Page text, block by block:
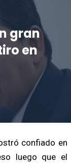
gran
en
confiado en
luego que el